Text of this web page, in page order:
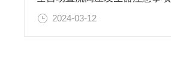
2024-03-12